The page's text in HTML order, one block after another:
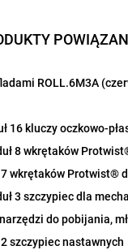
ROLL.6M3A
16 kluczy oczkowo-
8 wkrętaków
7 wkrętaków Protwist®
3 szczypiec dla
do pobijania,
2 szczypiec nastawnych